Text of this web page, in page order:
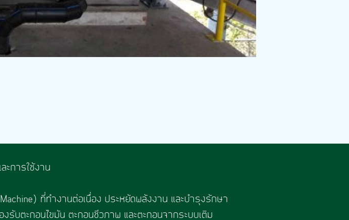
ะการใช้งาน
ที่ทำงานต่อเนื่อง ประหยัดพลังงาน และบำรุงรักษา
รับตะกอนไขมัน ตะกอนชีวภาพ และตะกอนจากระบบเติม